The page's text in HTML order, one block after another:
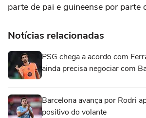
parte de pai e guineense por parte
Notícias relacionadas
PSG chega a acordo com
ainda precisa negociar com
Barcelona avança por Rodri
positivo do volante